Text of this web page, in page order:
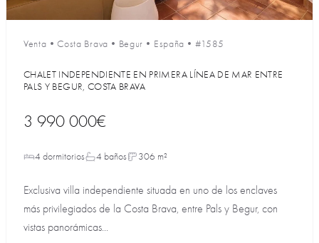
Venta •Costa Brava • Begur • España • #1585
CHALET INDEPENDIENTE EN PRIMERA LÍNEA DE MAR ENTRE
PALS Y BEGUR, COSTA BRAVA
3 990 000€
4 dormitorios 4 baños 306 m²
Exclusiva villa independiente situada en uno de los enclaves
más privilegiados de la Costa Brava, entre Pals y Begur, con
vistas panorámicas...